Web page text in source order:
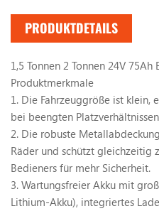
PRODUKTDETAILS
1,5 Tonnen 2 Tonnen 24V
Produktmerkmale
1. Die Fahrzeuggröße ist klein,
bei beengten
2. Die robuste
Räder und schützt gleichzeitig
Bedieners für mehr Sicherheit.
3. Wartungsfreier Akku mit
Lithium-Akku), integriertes